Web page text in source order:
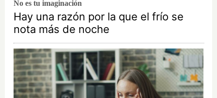
No es tu imaginación
Hay una razón por la que el frío se
nota más de noche